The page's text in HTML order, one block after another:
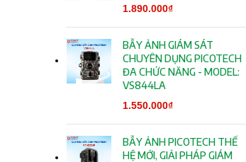
1.890.000₫
BẪY ẢNH GIÁM SÁT
CHUYÊN DỤNG PICOTECH
ĐA CHỨC NĂNG - MODEL:
VS844LA
1.550.000₫
BẪY ẢNH PICOTECH THẾ
HỆ MỚI, GIẢI PHÁP GIÁM